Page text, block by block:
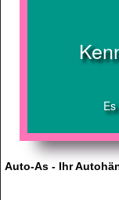
Auto-As - Ihr